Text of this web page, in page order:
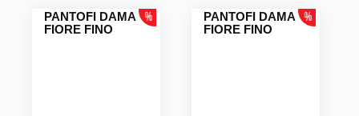
PANTOFI DAMA
FIORE FINO
PANTOFI DAMA
FIORE FINO